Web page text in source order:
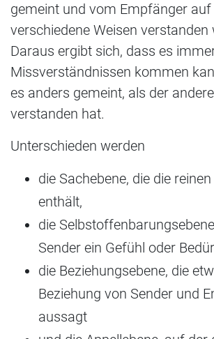
gemeint und vom Empfänger auf
verschiedene Weisen verstanden
Daraus ergibt sich, dass es
Missverständnissen kommen
es anders gemeint, als der
verstanden hat.
Unterschieden werden
die Sachebene, die die
enthält,
die
Sender ein Gefühl oder
die Beziehungsebene, die
Beziehung von Sender und
aussagt